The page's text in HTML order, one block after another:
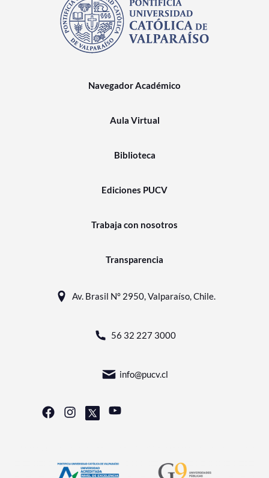
Navegador Académico
Aula Virtual
Biblioteca
Ediciones PUCV
Trabaja con nosotros
Transparencia
Av. Brasil N° 2950, Valparaíso, Chile.
56 32 227 3000
info@pucv.cl